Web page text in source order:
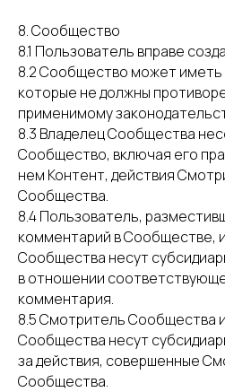
8. Сообщество
8.1 Пользователь вправе
8.2 Сообщество может
которые не должны
применимому
8.3 Владелец Сообщества
Сообщество, включая его
нем Контент, действия
Сообщества.
8.4 Пользователь,
комментарий в Сообществе,
Сообщества несут
в отношении
комментария.
8.5 Смотритель Сообщества
Сообщества несут
за действия, совершенные
Сообщества.